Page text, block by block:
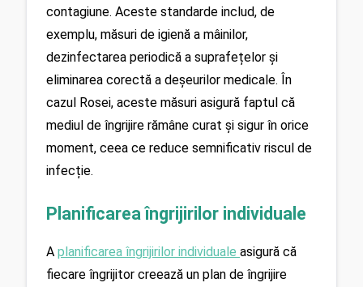
contagiune. Aceste standarde includ, de
exemplu, măsuri de igienă a mâinilor,
dezinfectarea periodică a suprafețelor și
eliminarea corectă a deșeurilor medicale. În
cazul Rosei, aceste măsuri asigură faptul că
mediul de îngrijire rămâne curat și sigur în orice
moment, ceea ce reduce semnificativ riscul de
infecție.
Planificarea îngrijirilor individuale
A planificarea îngrijirilor individuale asigură că
fiecare îngrijitor creează un plan de îngrijire